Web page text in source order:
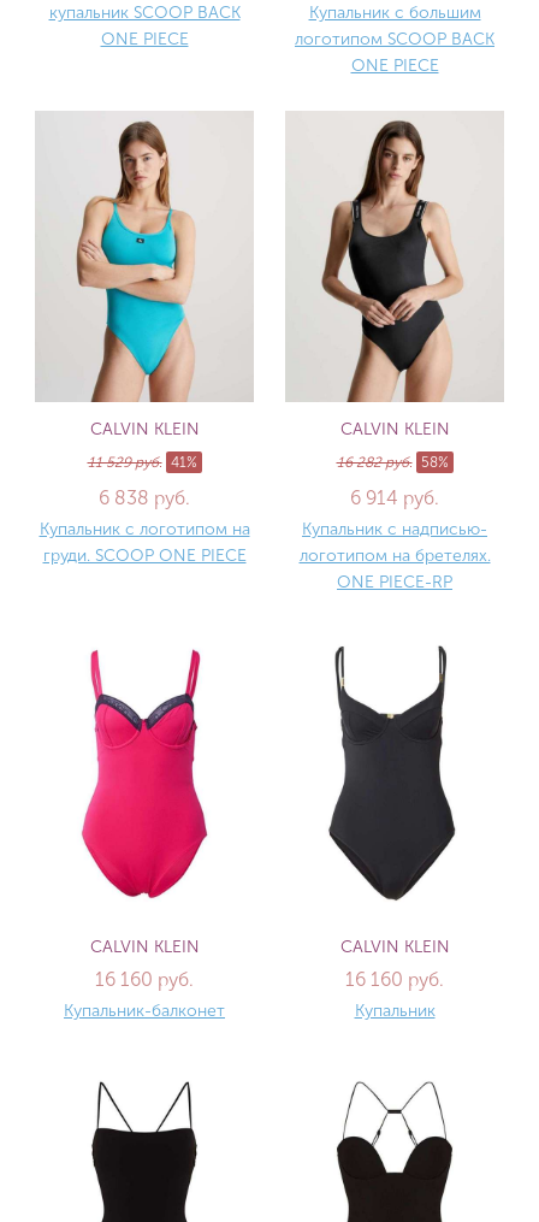
купальник SCOOP BACK
ONE PIECE
Купальник с большим
логотипом SCOOP BACK
ONE PIECE
CALVIN KLEIN
11 529 руб. 41%
6 838 руб.
Купальник с логотипом на
груди. SCOOP ONE PIECE
CALVIN KLEIN
16 282 руб. 58%
6 914 руб.
Купальник с надписью-
логотипом на бретелях.
ONE PIECE-RP
CALVIN KLEIN
16 160 руб.
Купальник-балконет
CALVIN KLEIN
16 160 руб.
Купальник